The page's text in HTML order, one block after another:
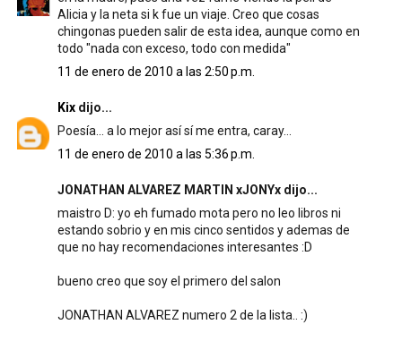
Alicia y la neta si k fue un viaje. Creo que cosas
chingonas pueden salir de esta idea, aunque como en
todo "nada con exceso, todo con medida"
11 de enero de 2010 a las 2:50 p.m.
Kixdijo...
Poesía... a lo mejor así sí me entra, caray...
11 de enero de 2010 a las 5:36 p.m.
JONATHAN ALVAREZ MARTIN xJONYx dijo...
maistro D: yo eh fumado mota pero no leo libros ni
estando sobrio y en mis cinco sentidos y ademas de
que no hay recomendaciones interesantes :D
bueno creo que soy el primero del salon
JONATHAN ALVAREZ numero 2 de la lista.. :)